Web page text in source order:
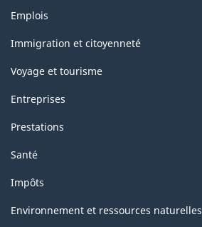
Thèmes
sujets
Emplois
Immigration et citoyenneté
Voyage et tourisme
Entreprises
Prestations
Santé
Impôts
Environnement et ressources naturelles